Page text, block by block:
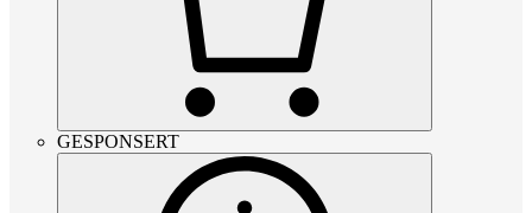
GESPONSERT